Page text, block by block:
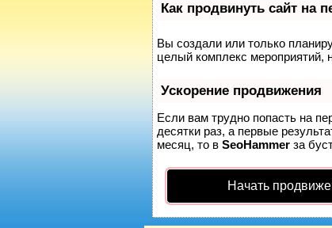
Как продвинуть сайт на
Вы создали или только
целый комплекс мероприятий,
Ускорение продвижения
Если вам трудно попасть на
десятки раз, а первые
месяц, то в SeoHammer за
Начать